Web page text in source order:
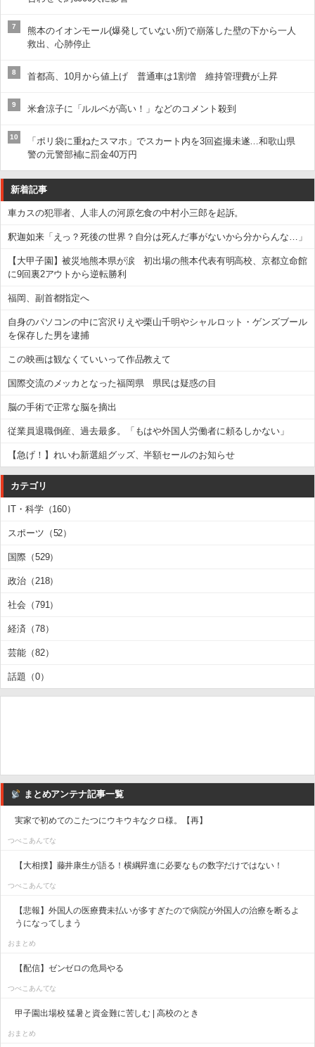
7
熊本のイオンモール(爆発していない所)で崩落した壁の下から一人
救出、心肺停止
8 首都高、10月から値上げ 普通車は1割増 維持管理費が上昇
9 米倉涼子に「ルルベが高い！」などのコメント殺到
10
「ポリ袋に重ねたスマホ」でスカート内を3回盗撮未遂…和歌山県
警の元警部補に罰金40万円
新着記事
車カスの犯罪者、人非人の河原乞食の中村小三郎を起訴。
釈迦如来「えっ？死後の世界？自分は死んだ事がないから分からんな…」
【大甲子園】被災地熊本県が涙 初出場の熊本代表有明高校、京都立命館
に9回裏2アウトから逆転勝利
福岡、副首都指定へ
自身のパソコンの中に宮沢りえや栗山千明やシャルロット・ゲンズブール
を保存した男を逮捕
この映画は観なくていいって作品教えて
国際交流のメッカとなった福岡県 県民は疑惑の目
脳の手術で正常な脳を摘出
従業員退職倒産、過去最多。「もはや外国人労働者に頼るしかない」
【急げ！】れいわ新選組グッズ、半額セールのお知らせ
カテゴリ
IT・科学（160）
スポーツ（52）
国際（529）
政治（218）
社会（791）
経済（78）
芸能（82）
話題（0）
まとめアンテナ記事一覧
実家で初めてのこたつにウキウキなクロ様。【再】
つべこあんてな
【大相撲】藤井康生が語る！横綱昇進に必要なもの数字だけではない！
つべこあんてな
【悲報】外国人の医療費未払いが多すぎたので病院が外国人の治療を断るよ
うになってしまう
おまとめ
【配信】ゼンゼロの危局やる
つべこあんてな
甲子園出場校 猛暑と資金難に苦しむ | 高校のとき
おまとめ